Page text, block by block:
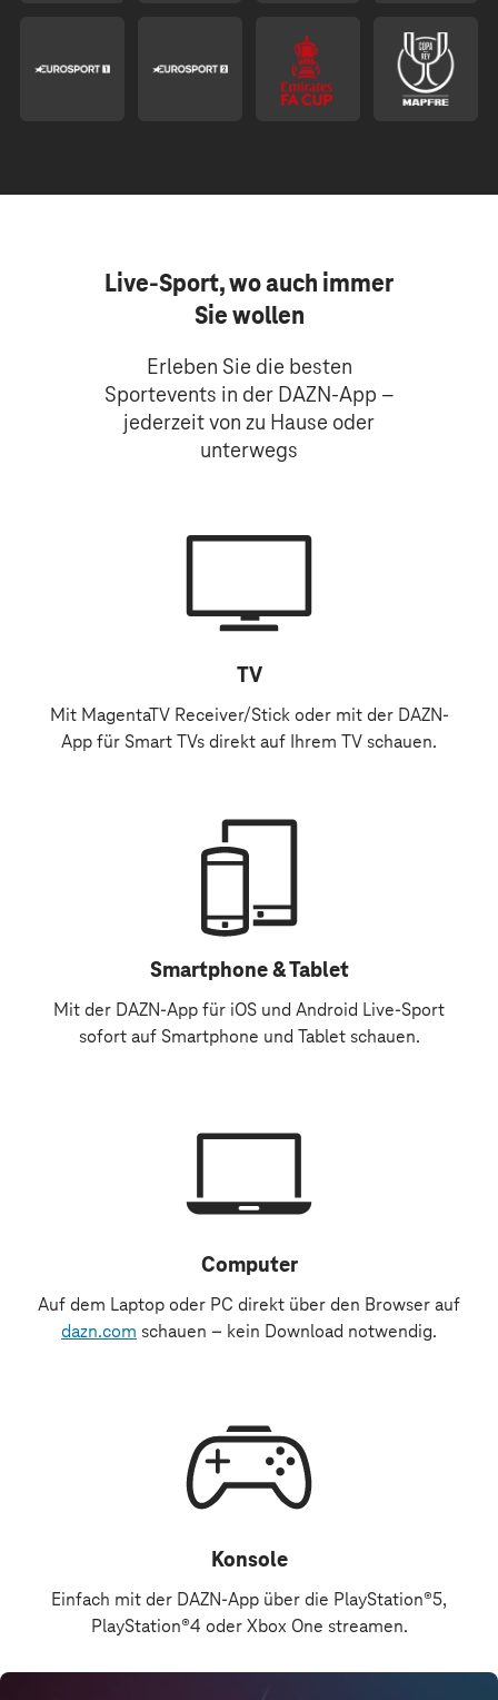
Live-Sport, wo auch immer
Sie wollen
Erleben Sie die besten
Sportevents in der DAZN-App –
jederzeit von zu Hause oder
unterwegs
TV
Mit MagentaTV Receiver/Stick oder mit der DAZN-
App für Smart TVs direkt auf Ihrem TV schauen.
Smartphone & Tablet
Mit der DAZN-App für iOS und Android Live-Sport
sofort auf Smartphone und Tablet schauen.
Computer
Auf dem Laptop oder PC direkt über den Browser auf
dazn.com schauen – kein Download notwendig.
Konsole
Einfach mit der DAZN-App über die PlayStation®5,
PlayStation®4 oder Xbox One streamen.